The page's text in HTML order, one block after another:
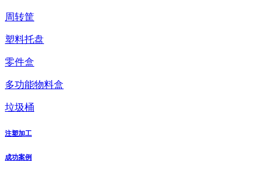
周转筐
塑料托盘
零件盒
多功能物料盒
垃圾桶
注塑加工
成功案例